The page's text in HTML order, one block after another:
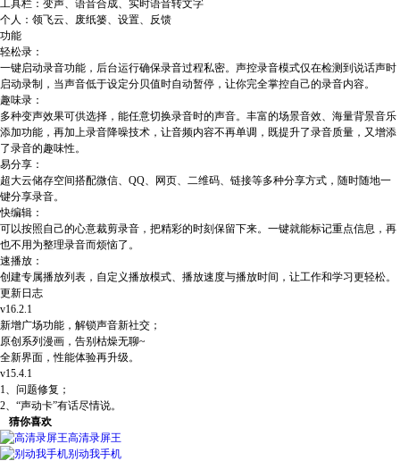
工具栏：变声、语音合成、实时语音转文字
个人：领飞云、废纸篓、设置、反馈
功能
轻松录：
一键启动录音功能，后台运行确保录音过程私密。声控录音模式仅在检测到说话声时
启动录制，当声音低于设定分贝值时自动暂停，让你完全掌控自己的录音内容。
趣味录：
多种变声效果可供选择，能任意切换录音时的声音。丰富的场景音效、海量背景音乐
添加功能，再加上录音降噪技术，让音频内容不再单调，既提升了录音质量，又增添
了录音的趣味性。
易分享：
超大云储存空间搭配微信、QQ、网页、二维码、链接等多种分享方式，随时随地一
键分享录音。
快编辑：
可以按照自己的心意裁剪录音，把精彩的时刻保留下来。一键就能标记重点信息，再
也不用为整理录音而烦恼了。
速播放：
创建专属播放列表，自定义播放模式、播放速度与播放时间，让工作和学习更轻松。
更新日志
v16.2.1
新增广场功能，解锁声音新社交；
原创系列漫画，告别枯燥无聊~
全新界面，性能体验再升级。
v15.4.1
1、问题修复；
2、“声动卡”有话尽情说。
猜你喜欢
高清录屏王
别动我手机